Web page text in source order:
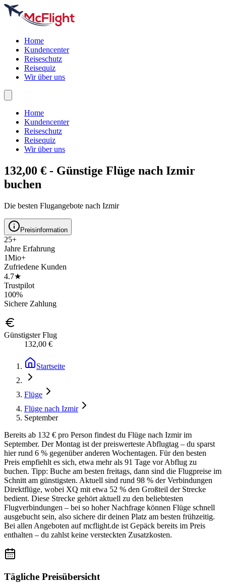
Home
Kundencenter
Reiseschutz
Reisequiz
Wir über uns
Home
Kundencenter
Reiseschutz
Reisequiz
Wir über uns
132,00 € - Günstige Flüge nach Izmir
buchen
Die besten Flugangebote nach Izmir
Preisinformation
25+
Jahre Erfahrung
1Mio+
Zufriedene Kunden
4.7★
Trustpilot
100%
Sichere Zahlung
Günstigster Flug
132,00 €
Startseite
Flüge
Flüge nach Izmir
September
Bereits ab 132 € pro Person findest du Flüge nach Izmir im
September. Der Montag ist der preiswerteste Abflugtag – du sparst
hier rund 6 % gegenüber anderen Wochentagen. Für den besten
Preis empfiehlt es sich, etwa mehr als 91 Tage vor Abflug zu
buchen. Tipp: Buche am besten freitags, dann sind die Flugpreise im
Schnitt am günstigsten. Aktuell sind rund 98 % der Verbindungen
Direktflüge, wobei XQ mit etwa 52 % den Großteil der Strecke
bedient. Diese Strecke gehört aktuell zu den beliebtesten
Flugverbindungen – bei so hoher Nachfrage können Flüge schnell
ausgebucht sein, also sichere dir deinen Platz am besten frühzeitig.
Bei allen Angeboten auf mcflight.de ist Gepäck bereits im Preis
enthalten – du zahlst keine versteckten Zusatzkosten.
Tägliche Preisübersicht